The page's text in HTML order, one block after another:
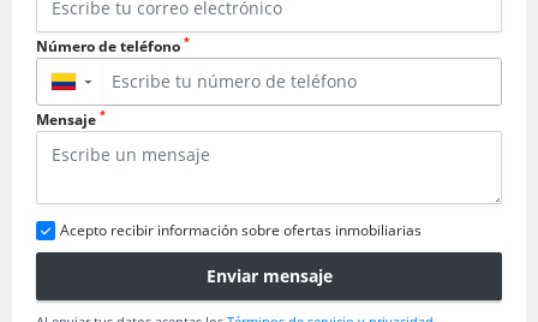
Número de teléfono *
▼
Mensaje *
Acepto recibir información sobre ofertas inmobiliarias
Enviar mensaje